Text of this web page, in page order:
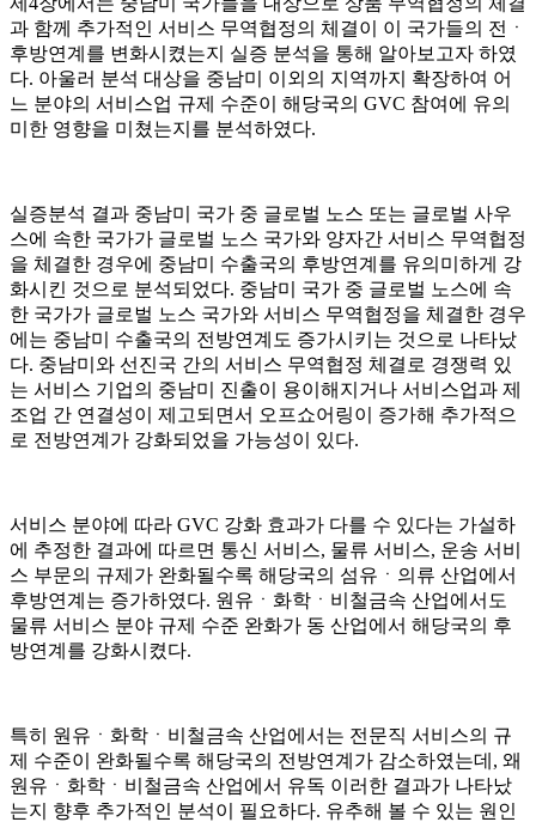
과 함께 추가적인 서비스 무역협정의 체결이 이 국가들의 전ㆍ
후방연계를 변화시켰는지 실증 분석을 통해 알아보고자 하였
다. 아울러 분석 대상을 중남미 이외의 지역까지 확장하여 어
느 분야의 서비스업 규제 수준이 해당국의 GVC 참여에 유의
미한 영향을 미쳤는지를 분석하였다.
실증분석 결과 중남미 국가 중 글로벌 노스 또는 글로벌 사우
스에 속한 국가가 글로벌 노스 국가와 양자간 서비스 무역협정
을 체결한 경우에 중남미 수출국의 후방연계를 유의미하게 강
화시킨 것으로 분석되었다. 중남미 국가 중 글로벌 노스에 속
한 국가가 글로벌 노스 국가와 서비스 무역협정을 체결한 경우
에는 중남미 수출국의 전방연계도 증가시키는 것으로 나타났
다. 중남미와 선진국 간의 서비스 무역협정 체결로 경쟁력 있
는 서비스 기업의 중남미 진출이 용이해지거나 서비스업과 제
조업 간 연결성이 제고되면서 오프쇼어링이 증가해 추가적으
로 전방연계가 강화되었을 가능성이 있다.
서비스 분야에 따라 GVC 강화 효과가 다를 수 있다는 가설하
에 추정한 결과에 따르면 통신 서비스, 물류 서비스, 운송 서비
스 부문의 규제가 완화될수록 해당국의 섬유ㆍ의류 산업에서
후방연계는 증가하였다. 원유ㆍ화학ㆍ비철금속 산업에서도
물류 서비스 분야 규제 수준 완화가 동 산업에서 해당국의 후
방연계를 강화시켰다.
특히 원유ㆍ화학ㆍ비철금속 산업에서는 전문직 서비스의 규
제 수준이 완화될수록 해당국의 전방연계가 감소하였는데, 왜
원유ㆍ화학ㆍ비철금속 산업에서 유독 이러한 결과가 나타났
는지 향후 추가적인 분석이 필요하다. 유추해 볼 수 있는 원인